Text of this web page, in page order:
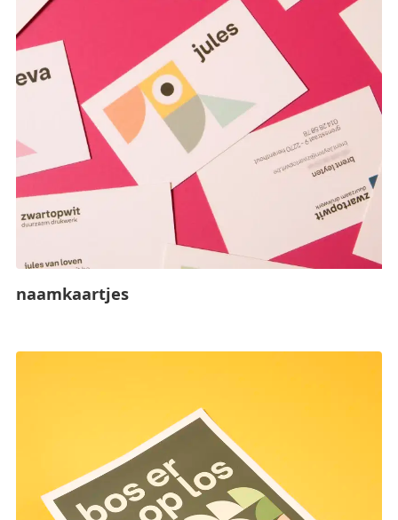
naamkaartjes